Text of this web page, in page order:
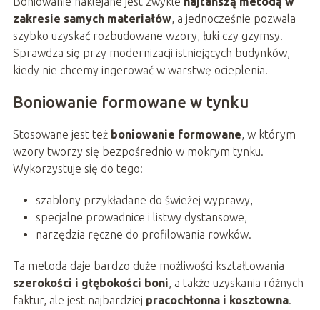
zakresie samych materiałów, a jednocześnie pozwala
szybko uzyskać rozbudowane wzory, łuki czy gzymsy.
Sprawdza się przy modernizacji istniejących budynków,
kiedy nie chcemy ingerować w warstwę ocieplenia.
Boniowanie formowane w tynku
Stosowane jest też boniowanie formowane, w którym
wzory tworzy się bezpośrednio w mokrym tynku.
Wykorzystuje się do tego:
szablony przykładane do świeżej wyprawy,
specjalne prowadnice i listwy dystansowe,
narzędzia ręczne do profilowania rowków.
Ta metoda daje bardzo duże możliwości kształtowania
szerokości i głębokości boni, a także uzyskania różnych
faktur, ale jest najbardziej pracochłonna i kosztowna.